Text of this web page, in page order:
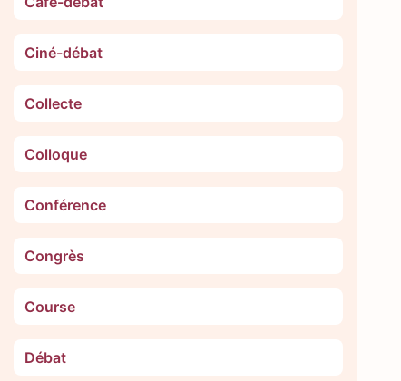
Ciné-débat
Collecte
Colloque
Conférence
Congrès
Course
Débat